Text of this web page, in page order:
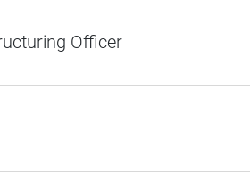
Officer